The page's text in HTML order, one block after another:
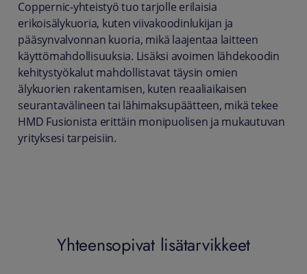
Coppernic-yhteistyö tuo tarjolle erilaisia
erikoisälykuoria, kuten viivakoodinlukijan ja
pääsynvalvonnan kuoria, mikä laajentaa laitteen
käyttömahdollisuuksia. Lisäksi avoimen lähdekoodin
kehitystyökalut mahdollistavat täysin omien
älykuorien rakentamisen, kuten reaaliaikaisen
seurantavälineen tai lähimaksupäätteen, mikä tekee
HMD Fusionista erittäin monipuolisen ja mukautuvan
yrityksesi tarpeisiin.
Yhteensopivat lisätarvikkeet